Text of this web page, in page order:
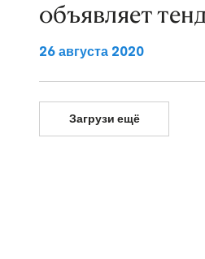
объявляет
26 августа 2020
Загрузи ещё